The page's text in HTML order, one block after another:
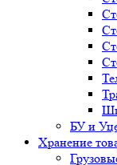
БУ и
Хранение